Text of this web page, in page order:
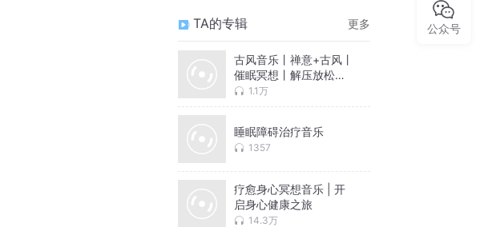
TA的专辑 更多
古风音乐丨禅意+古风丨
催眠冥想丨解压放松丨
深度睡眠
1.1万
睡眠障碍治疗音乐
1357
疗愈身心冥想音乐 | 开
启身心健康之旅
14.3万
公众号